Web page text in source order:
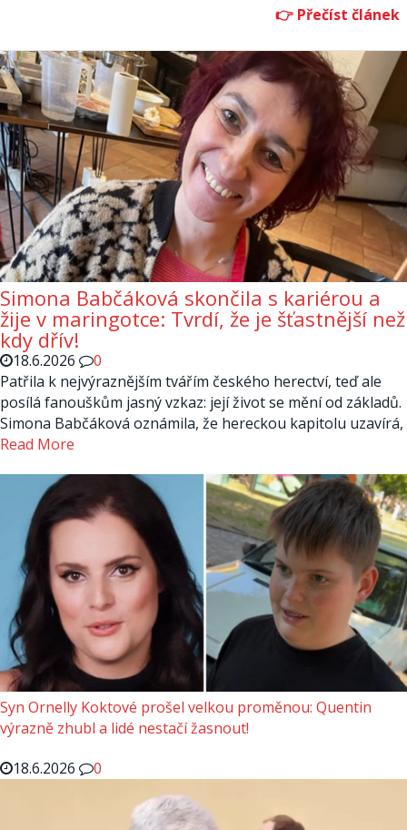
Simona Babčáková skončila s kariérou a
žije v maringotce: Tvrdí, že je šťastnější než
kdy dřív!
18.6.2026
0
Patřila k nejvýraznějším tvářím českého herectví, teď ale
posílá fanouškům jasný vzkaz: její život se mění od základů.
Simona Babčáková oznámila, že hereckou kapitolu uzavírá,
Read More
Syn Ornelly Koktové prošel velkou proměnou: Quentin
výrazně zhubl a lidé nestačí žasnout!
18.6.2026
0